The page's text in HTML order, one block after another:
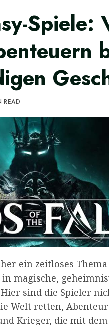
Spiele:
READ
ein zeitloses
magische,
sind die Spieler
Welt retten,
Krieger, die mit